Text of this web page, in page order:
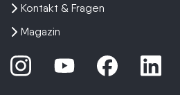
Kontakt & Fragen
Magazin